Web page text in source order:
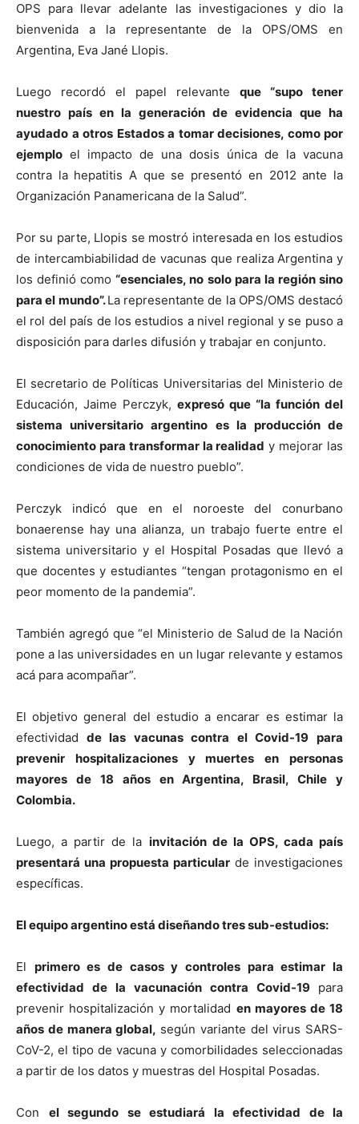
OPS para llevar adelante las investigaciones y dio la
bienvenida a la representante de la OPS/OMS en
Argentina, Eva Jané Llopis.
Luego recordó el papel relevante que “supo tener
nuestro país en la generación de evidencia que ha
ayudado a otros Estados a tomar decisiones, como por
ejemplo el impacto de una dosis única de la vacuna
contra la hepatitis A que se presentó en 2012 ante la
Organización Panamericana de la Salud”.
Por su parte, Llopis se mostró interesada en los estudios
de intercambiabilidad de vacunas que realiza Argentina y
los definió como“esenciales, no solo para la región sino
para el mundo”.La representante de la OPS/OMS destacó
el rol del país de los estudios a nivel regional y se puso a
disposición para darles difusión y trabajar en conjunto.
El secretario de Políticas Universitarias del Ministerio de
Educación, Jaime Perczyk, expresó que “la función del
sistema universitario argentino es la producción de
conocimiento para transformar la realidad y mejorar las
condiciones de vida de nuestro pueblo”.
Perczyk indicó que en el noroeste del conurbano
bonaerense hay una alianza, un trabajo fuerte entre el
sistema universitario y el Hospital Posadas que llevó a
que docentes y estudiantes “tengan protagonismo en el
peor momento de la pandemia”.
También agregó que “el Ministerio de Salud de la Nación
pone a las universidades en un lugar relevante y estamos
acá para acompañar”.
El objetivo general del estudio a encarar es estimar la
efectividad de las vacunas contra el Covid-19 para
prevenir hospitalizaciones y muertes en personas
mayores de 18 años en Argentina, Brasil, Chile y
Colombia.
Luego, a partir de la invitación de la OPS, cada país
presentará una propuesta particular de investigaciones
específicas.
El equipo argentino está diseñando tres sub-estudios:
El primero es de casos y controles para estimar la
efectividad de la vacunación contra Covid-19 para
prevenir hospitalización y mortalidad en mayores de 18
años de manera global, según variante del virus SARS-
CoV-2, el tipo de vacuna y comorbilidades seleccionadas
a partir de los datos y muestras del Hospital Posadas.
Con el segundo se estudiará la efectividad de la